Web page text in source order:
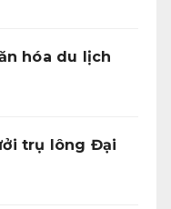
hóa du lịch
trụ lông Đại